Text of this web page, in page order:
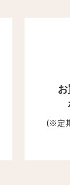
お
(※定